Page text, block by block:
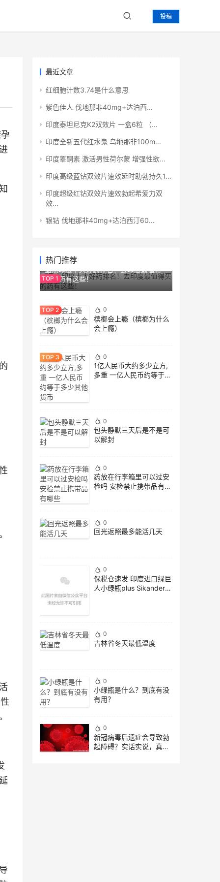
投稿
最近文章
红细胞计数3.74是什么意思
紫色佳人 伐地那非40mg+达泊西...
印度泰坦尼克K2双效片 一盒6粒 （...
印度全新五代红水鬼 乌地那非100m...
印度睾酮素 激活男性荷尔蒙 增强性欲...
印度高级蓝钻双效片速效延时助勃持久1...
印度超级红钻双效片速效勃起希爱力双
效...
银钻 伐地那非40mg+达泊西汀60...
热门推荐
0
盘点印度十大好药排名！去印度最值得
买的药有这些！
0
槟榔会上瘾（槟榔为什么
会上瘾）
0
1亿人民币大约多少立方,
多重 一亿人民币约等于多
0
包头静默三天后是不是可
以解封
0
药放在行李箱里可以过安
检吗 安检禁止携带品有哪
0
回光返照最多能活几天
0
保税仓速发 印度进口绿巨
人小绿瓶plus Sikander-
0
吉林省冬天最低温度
0
小绿瓶是什么？到底有没
有用？
0
新冠病毒后遗症会导致勃
起障碍？实话实说，真正